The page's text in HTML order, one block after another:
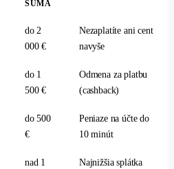
SUMA
do 2
000 €
Nezaplatíte ani cent
navyše
do 1
500 €
Odmena za platbu
(cashback)
do 500
€
Peniaze na účte do
10 minút
nad 1
Najnižšia splátka